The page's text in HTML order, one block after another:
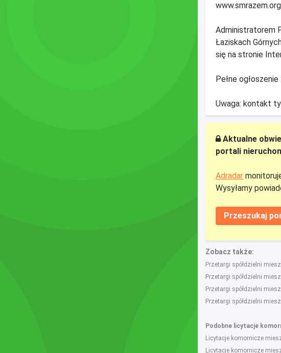
Administratorem
Łaziskach
się na stronie
Pełne
Uwaga: kontakt
Aktualne
portali
Adradar
Wysyłamy
Przeszukaj
Zobacz także:
Przetargi spółdzielni
Przetargi spółdzielni
Przetargi spółdzielni
Przetargi spółdzielni
Podobne licytacje
Licytacje komornicze
Licytacje komornicze